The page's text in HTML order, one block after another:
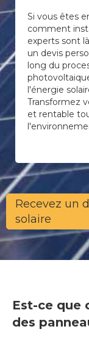
Si vous êtes
comment
experts sont
un devis
long du
l'énergie
Transformez
et rentable
Recevez un
solaire
Est-ce que
des